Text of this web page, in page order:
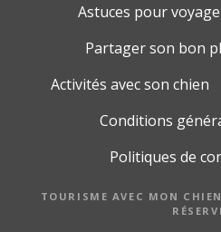
Astuces pour
Partager son bon
Activités avec son chien
Conditions
Politiques de
TOURISME AVEC MON